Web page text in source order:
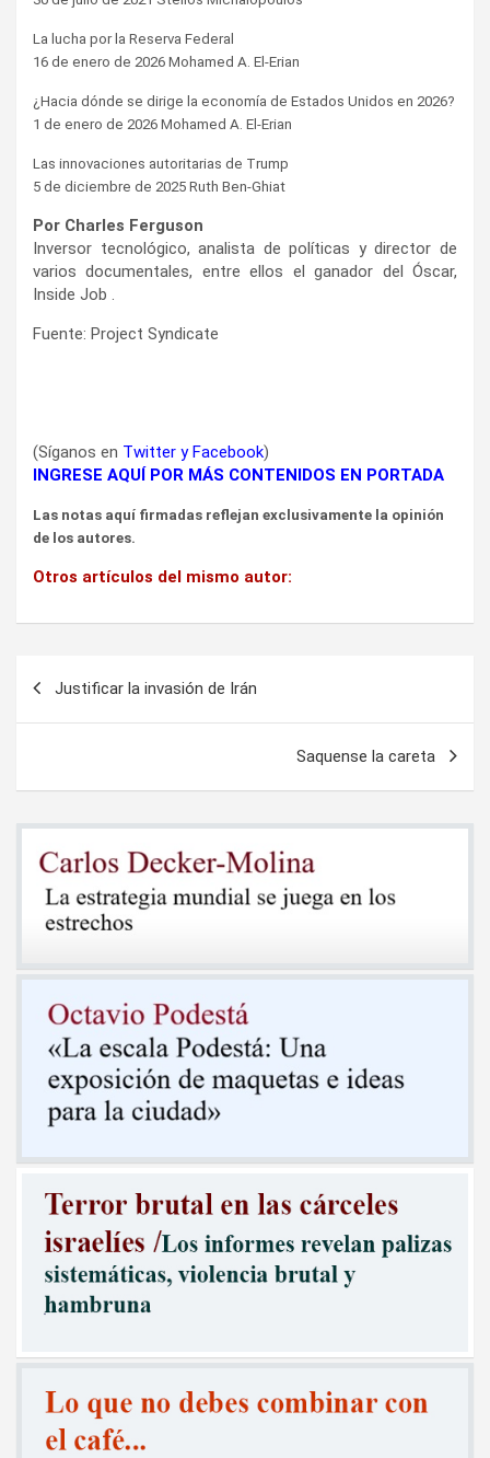
La lucha por la Reserva Federal
16 de enero de 2026 Mohamed A. El-Erian
¿Hacia dónde se dirige la economía de Estados Unidos en 2026?
1 de enero de 2026 Mohamed A. El-Erian
Las innovaciones autoritarias de Trump
5 de diciembre de 2025 Ruth Ben-Ghiat
Por Charles Ferguson
Inversor tecnológico, analista de políticas y director de
varios documentales, entre ellos el ganador del Óscar,
Inside Job .
Fuente: Project Syndicate
(Síganos en Twitter yFacebook)
INGRESE AQUÍ POR MÁS CONTENIDOS EN PORTADA
Las notas aquí firmadas reflejan exclusivamente la opinión
de los autores.
Otros artículos del mismo autor:
Justificar la invasión de Irán
Saquense la careta